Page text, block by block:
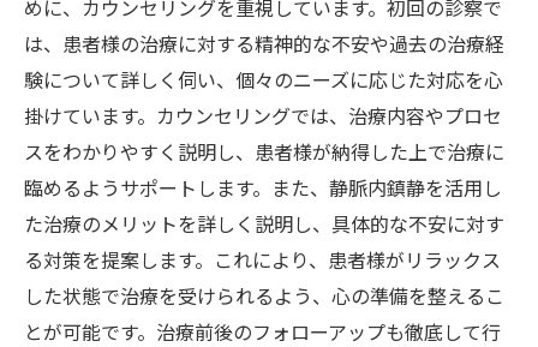
めに、カウンセリングを重視しています。初回の診察で
は、患者様の治療に対する精神的な不安や過去の治療経
験について詳しく伺い、個々のニーズに応じた対応を心
掛けています。カウンセリングでは、治療内容やプロセ
スをわかりやすく説明し、患者様が納得した上で治療に
臨めるようサポートします。また、静脈内鎮静を活用し
た治療のメリットを詳しく説明し、具体的な不安に対す
る対策を提案します。これにより、患者様がリラックス
した状態で治療を受けられるよう、心の準備を整えるこ
とが可能です。治療前後のフォローアップも徹底して行